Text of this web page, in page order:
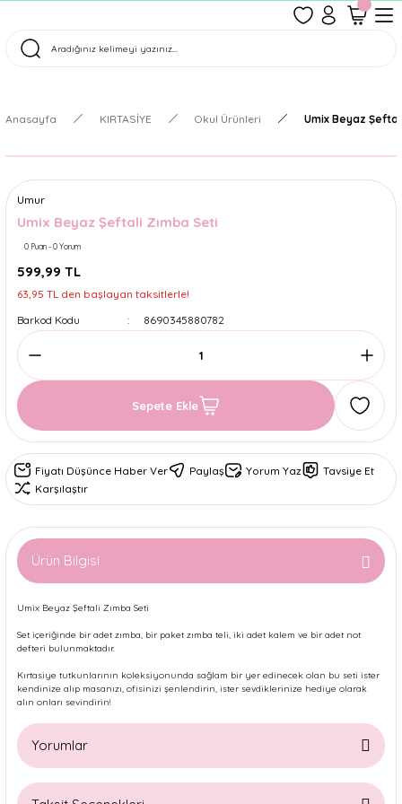
Tüm Siparişler Aynı Gün Kargoda!
Anasayfa KIRTASİYE Okul Ürünleri Umix Beyaz
Umur
Umix Beyaz Şeftali Zımba Seti
0 Puan - 0 Yorum
599,99 TL
63,95 TL den başlayan taksitlerle!
Barkod Kodu
8690345880782
Sepete Ekle
Fiyatı Düşünce Haber Ver Paylaş Yorum Yaz
Tavsiye Et
Karşılaştır
Ürün Bilgisi
Umix Beyaz Şeftali Zımba Seti
Set içeriğinde bir adet zımba, bir paket zımba teli, iki adet kalem ve bir adet not
defteri bulunmaktadır.
Kırtasiye tutkunlarının koleksiyonunda sağlam bir yer edinecek olan bu seti ister
kendinize alıp masanızı, ofisinizi şenlendirin, ister sevdiklerinize hediye olarak
alın onları sevindirin!
Yorumlar